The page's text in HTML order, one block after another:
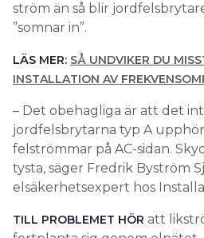
ström än så blir
”somnar in”.
LÄS MER: SÅ UNDVIKER DU
INSTALLATION AV
– Det obehagliga är att det
jordfelsbrytarna typ A
felströmmar på AC-sidan.
tysta, säger Fredrik Byström
elsäkerhetsexpert hos
TILL PROBLEMET HÖR att